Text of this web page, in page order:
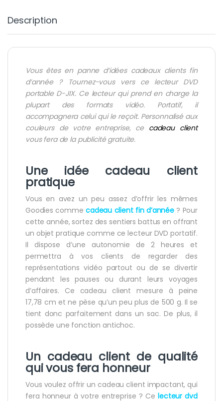
Description
Vous êtes en panne d’idées cadeaux clients fin
d’année ? Tournez-vous vers ce lecteur DVD
portable D-JIX. Ce lecteur qui prend en charge la
plupart des formats vidéo. Portatif, il
accompagnera celui qui le reçoit. Personnalisé aux
couleurs de votre entreprise, ce cadeau client
vous fera de la publicité gratuite.
Une idée cadeau client
pratique
Vous en avez un peu assez d’offrir les mêmes
Goodies commecadeau client fin d’année ? Pour
cette année, sortez des sentiers battus en offrant
un objet pratique comme ce lecteur DVD portatif.
Il dispose d’une autonomie de 2 heures et
permettra à vos clients de regarder des
représentations vidéo partout ou de se divertir
pendant les pauses ou durant leurs voyages
d’affaires. Ce cadeau client mesure à peine
17,78 cm et ne pèse qu’un peu plus de 500 g. Il se
tient donc parfaitement dans un sac. De plus, il
possède une fonction antichoc.
Un cadeau client de qualité
qui vous fera honneur
Vous voulez offrir un cadeau client impactant, qui
fera honneur à votre entreprise ? Celecteur dvd